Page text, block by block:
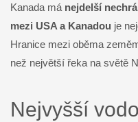
Kanada má nejdelší
mezi USA a Kanadou je
Hranice mezi oběma
než největší řeka na světě
Nejvyšší